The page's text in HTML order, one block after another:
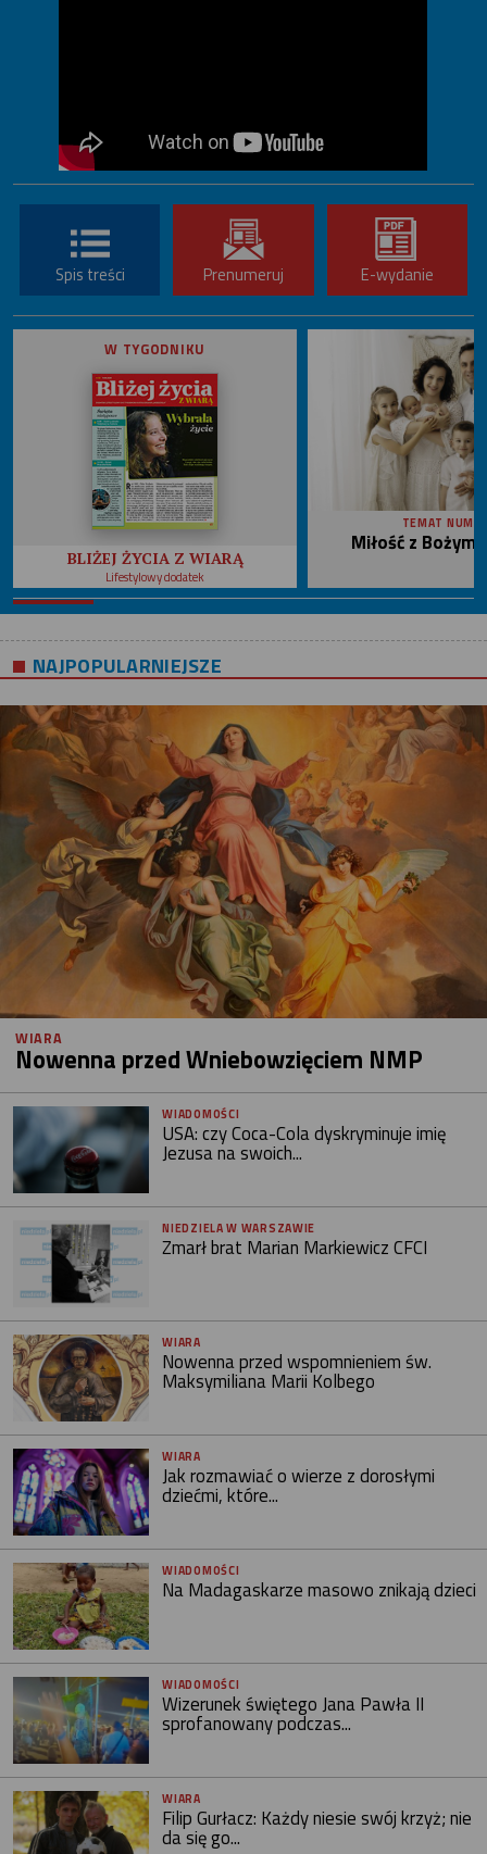
Spis treści Prenumeruj E-wydanie
W TYGODNIKU
BLIŻEJ ŻYCIA Z WIARĄ
Lifestylowy dodatek
TEMAT
Miłość z
NAJPOPULARNIEJSZE
WIARA
Nowenna przed Wniebowzięciem NMP
WIADOMOŚCI
USA: czy Coca-Cola dyskryminuje imię
Jezusa na swoich...
NIEDZIELA W WARSZAWIE
Zmarł brat Marian Markiewicz CFCI
WIARA
Nowenna przed wspomnieniem św.
Maksymiliana Marii Kolbego
WIARA
Jak rozmawiać o wierze z dorosłymi
dziećmi, które...
WIADOMOŚCI
Na Madagaskarze masowo znikają dzieci
WIADOMOŚCI
Wizerunek świętego Jana Pawła II
sprofanowany podczas...
WIARA
Filip Gurłacz: Każdy niesie swój krzyż; nie
da się go...